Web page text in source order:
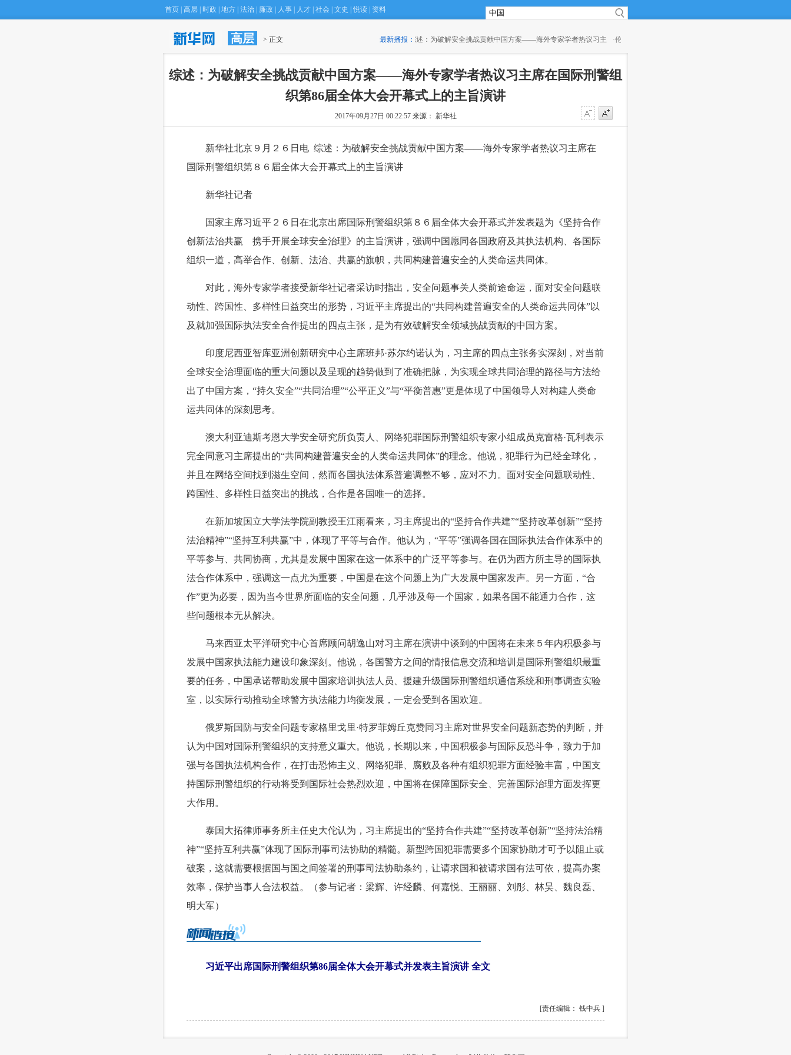
首页 高层 时政 地方 法治 廉政 人事 人才 社会 文史 悦读 资料
高层 > 正文 最新播报：
综述：为破解安全挑战贡献中国方案——海外专家学者热议习主
席在国际刑警组织第86届全体大会开幕式上的主旨演讲(00:22)
·伦敦股市２６日下跌(00:07)
综述：为破解安全挑战贡献中国方案——海外专家学者热议习主席在国际刑警组
织第86届全体大会开幕式上的主旨演讲
2017年09月27日 00:22:57 来源： 新华社
新华社北京９月２６日电 综述：为破解安全挑战贡献中国方案——海外专家学者热议习主席在
国际刑警组织第８６届全体大会开幕式上的主旨演讲
新华社记者
国家主席习近平２６日在北京出席国际刑警组织第８６届全体大会开幕式并发表题为《坚持合作
创新法治共赢 携手开展全球安全治理》的主旨演讲，强调中国愿同各国政府及其执法机构、各国际
组织一道，高举合作、创新、法治、共赢的旗帜，共同构建普遍安全的人类命运共同体。
对此，海外专家学者接受新华社记者采访时指出，安全问题事关人类前途命运，面对安全问题联
动性、跨国性、多样性日益突出的形势，习近平主席提出的“共同构建普遍安全的人类命运共同体”以
及就加强国际执法安全合作提出的四点主张，是为有效破解安全领域挑战贡献的中国方案。
印度尼西亚智库亚洲创新研究中心主席班邦·苏尔约诺认为，习主席的四点主张务实深刻，对当前
全球安全治理面临的重大问题以及呈现的趋势做到了准确把脉，为实现全球共同治理的路径与方法给
出了中国方案，“持久安全”“共同治理”“公平正义”与“平衡普惠”更是体现了中国领导人对构建人类命
运共同体的深刻思考。
澳大利亚迪斯考恩大学安全研究所负责人、网络犯罪国际刑警组织专家小组成员克雷格·瓦利表示
完全同意习主席提出的“共同构建普遍安全的人类命运共同体”的理念。他说，犯罪行为已经全球化，
并且在网络空间找到滋生空间，然而各国执法体系普遍调整不够，应对不力。面对安全问题联动性、
跨国性、多样性日益突出的挑战，合作是各国唯一的选择。
在新加坡国立大学法学院副教授王江雨看来，习主席提出的“坚持合作共建”“坚持改革创新”“坚持
法治精神”“坚持互利共赢”中，体现了平等与合作。他认为，“平等”强调各国在国际执法合作体系中的
平等参与、共同协商，尤其是发展中国家在这一体系中的广泛平等参与。在仍为西方所主导的国际执
法合作体系中，强调这一点尤为重要，中国是在这个问题上为广大发展中国家发声。另一方面，“合
作”更为必要，因为当今世界所面临的安全问题，几乎涉及每一个国家，如果各国不能通力合作，这
些问题根本无从解决。
马来西亚太平洋研究中心首席顾问胡逸山对习主席在演讲中谈到的中国将在未来５年内积极参与
发展中国家执法能力建设印象深刻。他说，各国警方之间的情报信息交流和培训是国际刑警组织最重
要的任务，中国承诺帮助发展中国家培训执法人员、援建升级国际刑警组织通信系统和刑事调查实验
室，以实际行动推动全球警方执法能力均衡发展，一定会受到各国欢迎。
俄罗斯国防与安全问题专家格里戈里·特罗菲姆丘克赞同习主席对世界安全问题新态势的判断，并
认为中国对国际刑警组织的支持意义重大。他说，长期以来，中国积极参与国际反恐斗争，致力于加
强与各国执法机构合作，在打击恐怖主义、网络犯罪、腐败及各种有组织犯罪方面经验丰富，中国支
持国际刑警组织的行动将受到国际社会热烈欢迎，中国将在保障国际安全、完善国际治理方面发挥更
大作用。
泰国大拓律师事务所主任史大佗认为，习主席提出的“坚持合作共建”“坚持改革创新”“坚持法治精
神”“坚持互利共赢”体现了国际刑事司法协助的精髓。新型跨国犯罪需要多个国家协助才可予以阻止或
破案，这就需要根据国与国之间签署的刑事司法协助条约，让请求国和被请求国有法可依，提高办案
效率，保护当事人合法权益。（参与记者：梁辉、许经麟、何嘉悦、王丽丽、刘彤、林昊、魏良磊、
明大军）
习近平出席国际刑警组织第86届全体大会开幕式并发表主旨演讲 全文
[责任编辑： 钱中兵 ]